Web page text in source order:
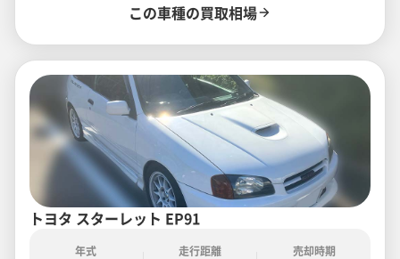
この車種の買取相場
トヨタ スターレット EP91
年式 走行距離 売却時期